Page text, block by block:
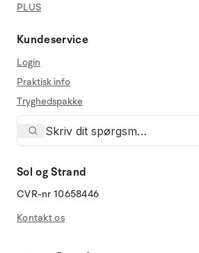
PLUS
Kundeservice
Login
Praktisk info
Tryghedspakke
Sol og Strand
CVR-nr 10658446
Kontakt os